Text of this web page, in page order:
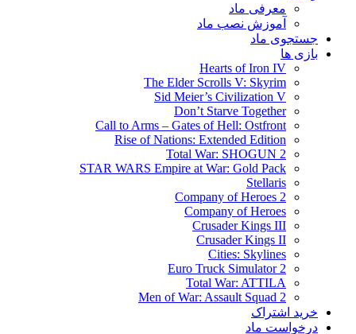
معرفی ماد
آموزش نصب ماد
جستجوی ماد
بازی ها
Hearts of Iron IV
The Elder Scrolls V: Skyrim
Sid Meier’s Civilization V
Don’t Starve Together
Call to Arms – Gates of Hell: Ostfront
Rise of Nations: Extended Edition
Total War: SHOGUN 2
STAR WARS Empire at War: Gold Pack
Stellaris
Company of Heroes 2
Company of Heroes
Crusader Kings III
Crusader Kings II
Cities: Skylines
Euro Truck Simulator 2
Total War: ATTILA
Men of War: Assault Squad 2
خرید اشتراک
درخواست ماد